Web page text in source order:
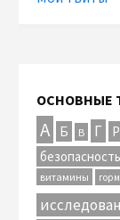
ОСНОВНЫЕ
А Б В Г
безопасность
витамины